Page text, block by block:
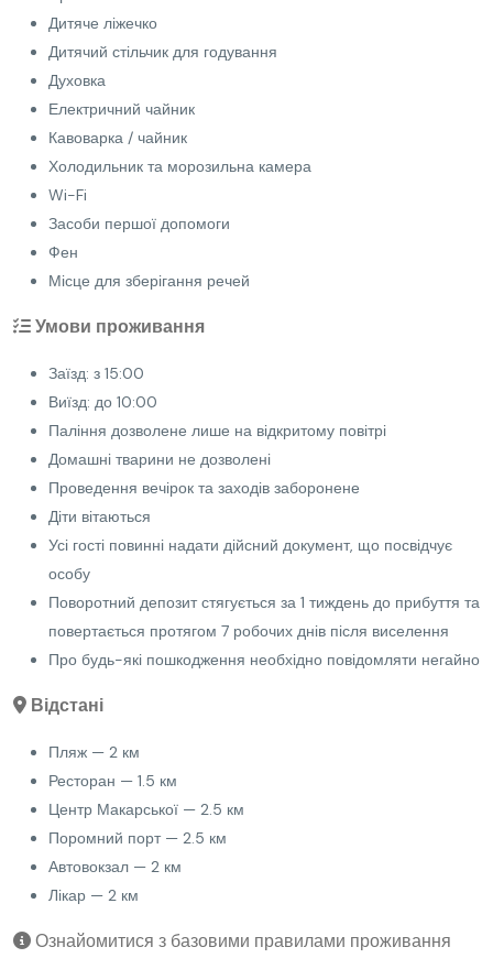
Дитяче ліжечко
Дитячий стільчик для годування
Духовка
Електричний чайник
Кавоварка / чайник
Холодильник та морозильна камера
Wi-Fi
Засоби першої допомоги
Фен
Місце для зберігання речей
Умови проживання
Заїзд: з 15:00
Виїзд: до 10:00
Паління дозволене лише на відкритому повітрі
Домашні тварини не дозволені
Проведення вечірок та заходів заборонене
Діти вітаються
Усі гості повинні надати дійсний документ, що посвідчує
особу
Поворотний депозит стягується за 1 тиждень до прибуття та
повертається протягом 7 робочих днів після виселення
Про будь-які пошкодження необхідно повідомляти негайно
Відстані
Пляж — 2 км
Ресторан — 1.5 км
Центр Макарської — 2.5 км
Поромний порт — 2.5 км
Автовокзал — 2 км
Лікар — 2 км
Ознайомитися з базовими правилами проживання